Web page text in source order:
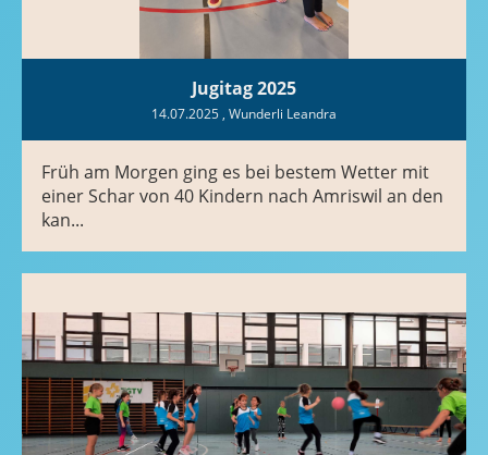
Jugitag 2025
14.07.2025 , Wunderli Leandra
Früh am Morgen ging es bei bestem Wetter mit
einer Schar von 40 Kindern nach Amriswil an den
kan...